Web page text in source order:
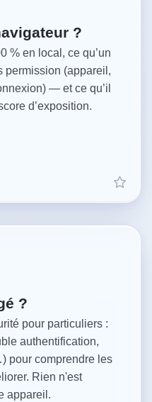
?
% en local, ce qu’un
permission (appareil,
— et ce qu’il
d’exposition.
?
pour particuliers :
authentification,
pour comprendre les
Rien n'est
appareil.